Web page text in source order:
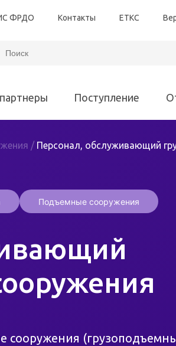
ФРДО Контакты ЕТКС
Электробезопасность
Поступление
/ Персонал, обслуживающий
Подъемные сооружения
сооружения